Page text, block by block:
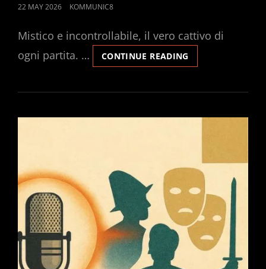
POSTED
22 MAY 2026 KOMMUNIC8
Mistico e incontrollabile, il vero cattivo di
ogni partita. …
CONTINUE READING
VERO
DEL